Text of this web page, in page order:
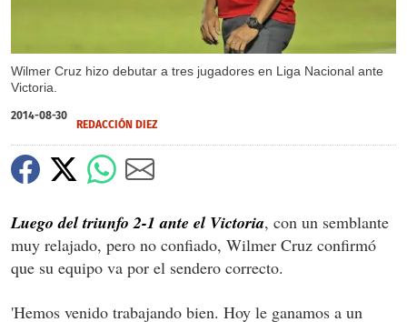
Wilmer Cruz hizo debutar a tres jugadores en Liga Nacional ante
Victoria.
2014-08-30
REDACCIÓN DIEZ
Luego del triunfo 2-1 ante el Victoria, con un semblante
muy relajado, pero no confiado, Wilmer Cruz confirmó
que su equipo va por el sendero correcto.
'Hemos venido trabajando bien. Hoy le ganamos a un